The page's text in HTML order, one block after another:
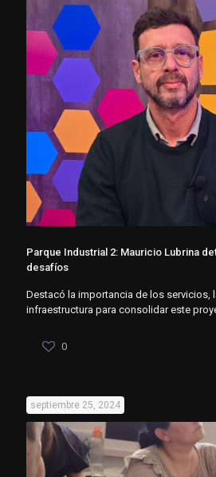
Parque Industrial 2: Mauricio Lubrina
desafíos
Destacó la importancia de los servicios,
infraestructura para consolidar este
0
septiembre 25, 2024